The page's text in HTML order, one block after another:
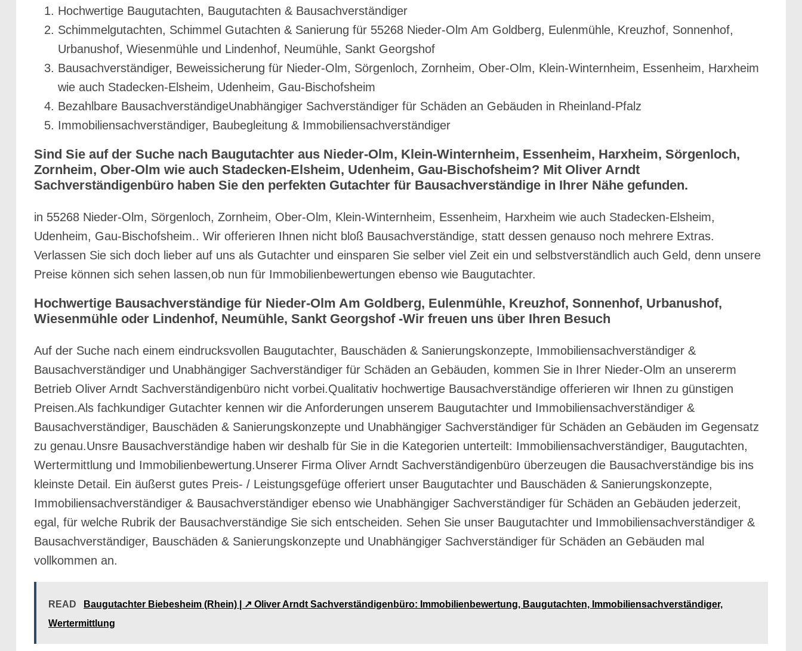
Hochwertige Baugutachten, Baugutachten & Bausachverständiger
Schimmelgutachten, Schimmel Gutachten & Sanierung für 55268 Nieder-Olm Am Goldberg, Eulenmühle, Kreuzhof, Sonnenhof,
Urbanushof, Wiesenmühle und Lindenhof, Neumühle, Sankt Georgshof
Bausachverständiger, Beweissicherung für Nieder-Olm, Sörgenloch, Zornheim, Ober-Olm, Klein-Winternheim, Essenheim, Harxheim
wie auch Stadecken-Elsheim, Udenheim, Gau-Bischofsheim
Bezahlbare BausachverständigeUnabhängiger Sachverständiger für Schäden an Gebäuden in Rheinland-Pfalz
Immobiliensachverständiger, Baubegleitung & Immobiliensachverständiger
Sind Sie auf der Suche nach Baugutachter aus Nieder-Olm, Klein-Winternheim, Essenheim, Harxheim, Sörgenloch,
Zornheim, Ober-Olm wie auch Stadecken-Elsheim, Udenheim, Gau-Bischofsheim? Mit Oliver Arndt
Sachverständigenbüro haben Sie den perfekten Gutachter für Bausachverständige in Ihrer Nähe gefunden.
in 55268 Nieder-Olm, Sörgenloch, Zornheim, Ober-Olm, Klein-Winternheim, Essenheim, Harxheim wie auch Stadecken-Elsheim,
Udenheim, Gau-Bischofsheim.. Wir offerieren Ihnen nicht bloß Bausachverständige, statt dessen genauso noch mehrere Extras.
Verlassen Sie sich doch lieber auf uns als Gutachter und einsparen Sie selber viel Zeit ein und selbstverständlich auch Geld, denn unsere
Preise können sich sehen lassen,ob nun für Immobilienbewertungen ebenso wie Baugutachter.
Hochwertige Bausachverständige für Nieder-Olm Am Goldberg, Eulenmühle, Kreuzhof, Sonnenhof, Urbanushof,
Wiesenmühle oder Lindenhof, Neumühle, Sankt Georgshof -Wir freuen uns über Ihren Besuch
Auf der Suche nach einem eindrucksvollen Baugutachter, Bauschäden & Sanierungskonzepte, Immobiliensachverständiger &
Bausachverständiger und Unabhängiger Sachverständiger für Schäden an Gebäuden, kommen Sie in Ihrer Nieder-Olm an unsererm
Betrieb Oliver Arndt Sachverständigenbüro nicht vorbei.Qualitativ hochwertige Bausachverständige offerieren wir Ihnen zu günstigen
Preisen.Als fachkundiger Gutachter kennen wir die Anforderungen unserem Baugutachter und Immobiliensachverständiger &
Bausachverständiger, Bauschäden & Sanierungskonzepte und Unabhängiger Sachverständiger für Schäden an Gebäuden im Gegensatz
zu genau.Unsre Bausachverständige haben wir deshalb für Sie in die Kategorien unterteilt: Immobiliensachverständiger, Baugutachten,
Wertermittlung und Immobilienbewertung.Unserer Firma Oliver Arndt Sachverständigenbüro überzeugen die Bausachverständige bis ins
kleinste Detail. Ein äußerst gutes Preis- / Leistungsgefüge offeriert unser Baugutachter und Bauschäden & Sanierungskonzepte,
Immobiliensachverständiger & Bausachverständiger ebenso wie Unabhängiger Sachverständiger für Schäden an Gebäuden jederzeit,
egal, für welche Rubrik der Bausachverständige Sie sich entscheiden. Sehen Sie unser Baugutachter und Immobiliensachverständiger &
Bausachverständiger, Bauschäden & Sanierungskonzepte und Unabhängiger Sachverständiger für Schäden an Gebäuden mal
vollkommen an.
READ
Baugutachter Biebesheim (Rhein) | ↗️ Oliver Arndt Sachverständigenbüro: Immobilienbewertung, Baugutachten, Immobiliensachverständiger,
Wertermittlung